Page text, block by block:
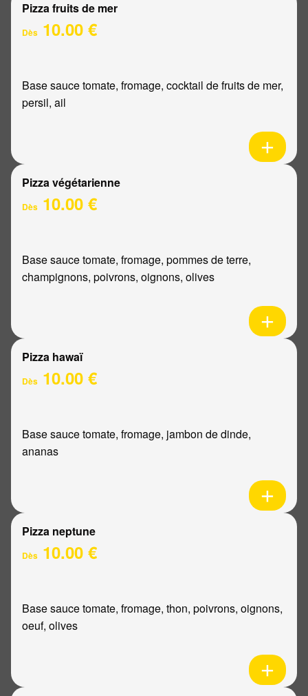
Pizza fruits de mer
Dès 10.00 €
Base sauce tomate, fromage, cocktail de fruits de mer,
persil, ail
Pizza végétarienne
Dès 10.00 €
Base sauce tomate, fromage, pommes de terre,
champignons, poivrons, oignons, olives
Pizza hawaï
Dès 10.00 €
Base sauce tomate, fromage, jambon de dinde,
ananas
Pizza neptune
Dès 10.00 €
Base sauce tomate, fromage, thon, poivrons, oignons,
oeuf, olives